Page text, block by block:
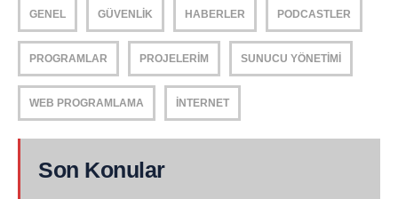
GENEL GÜVENLIK HABERLER PODCASTLER
PROGRAMLAR PROJELERIM SUNUCU YÖNETIMI
WEB PROGRAMLAMA İNTERNET
Son Konular